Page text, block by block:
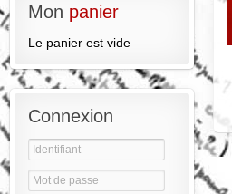
Mon panier
Le panier est vide
Connexion